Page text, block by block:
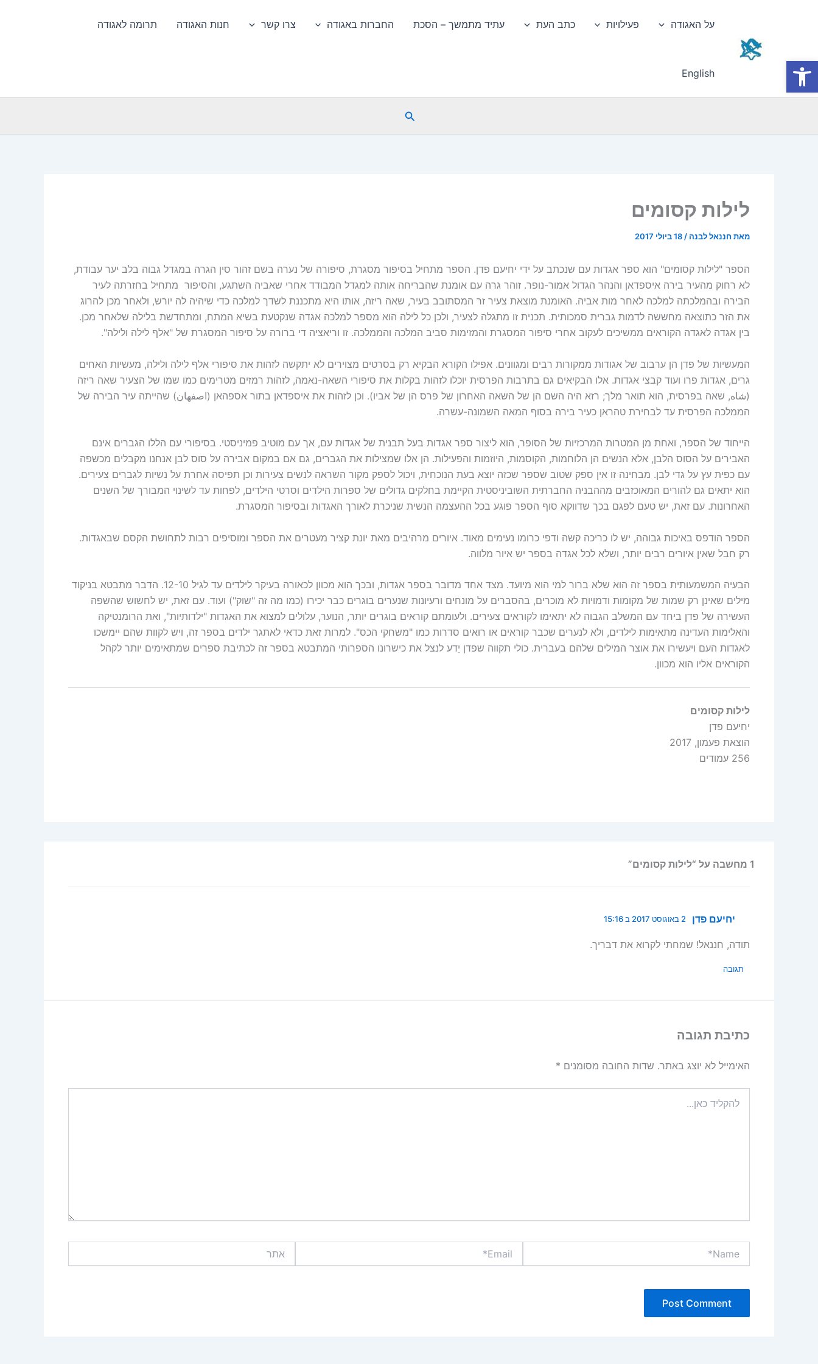
על האגודה פעילויות כתב העת עתיד מתמשך – הסכת החברות באגודה צרו קשר חנות האגודה תרומה לאגודה
English
חיפוש
לילות קסומים
מאת חננאל לבנה / 18 ביולי 2017
הספר "לילות קסומים" הוא ספר אגדות עם שנכתב על ידי יחיעם פדן. הספר מתחיל בסיפור מסגרת, סיפורה של נערה בשם זהור סין הגרה במגדל גבוה בלב יער עבודת,
לא רחוק מהעיר בירה איספדאן והנהר הגדול אמור-נופר. זוהר גרה עם אומנת שהבריחה אותה למגדל המבודד אחרי שאביה השתגע, והסיפור מתחיל בחזרתה לעיר
הבירה ובהמלכתה למלכה לאחר מות אביה. האומנת מוצאת צעיר זר המסתובב בעיר, שאה ריזה, אותו היא מתכננת לשדך למלכה כדי שיהיה לה יורש, ולאחר מכן להרוג
את הזר כתוצאה מחששה לדמות גברית סמכותית. תכנית זו מתגלה לצעיר, ולכן כל לילה הוא מספר למלכה אגדה שנקטעת בשיא המתח, ומתחדשת בלילה שלאחר מכן.
בין אגדה לאגדה הקוראים ממשיכים לעקוב אחרי סיפור המסגרת והמזימות סביב המלכה והממלכה. זו וריאציה די ברורה על סיפור המסגרת של "אלף לילה ולילה".
המעשיות של פדן הן ערבוב של אגודות ממקורות רבים ומגוונים. אפילו הקורא הבקיא רק בסרטים מצוירים לא יתקשה לזהות את סיפורי אלף לילה ולילה, מעשיות האחים
גרים, אגדות פרו ועוד קבצי אגדות. אלו הבקיאים גם בתרבות הפרסית יוכלו לזהות בקלות את סיפורי השאה-נאמה, לזהות רמזים מטרימים כמו שמו של הצעיר שאה ריזה
(شاه, שאה בפרסית, הוא תואר מלך; רזא היה השם הן של השאה האחרון של פרס הן של אביו). וכן לזהות את איספדאן בתור אספהאן (اصفهان) שהייתה עיר הבירה של
הממלכה הפרסית עד לבחירת טהראן כעיר בירה בסוף המאה השמונה-עשרה.
הייחוד של הספר, ואחת מן המטרות המרכזיות של הסופר, הוא ליצור ספר אגדות בעל תבנית של אגדות עם, אך עם מוטיב פמיניסטי. בסיפורי עם הללו הגברים אינם
האבירים על הסוס הלבן, אלא הנשים הן הלוחמות, הקוסמות, היוזמות והפעילות. הן אלו שמצילות את הגברים, גם אם במקום אבירה על סוס לבן אנחנו מקבלים מכשפה
עם כפית עץ על גדי לבן. מבחינה זו אין ספק שטוב שספר שכזה יוצא בעת הנוכחית, ויכול לספק מקור השראה לנשים צעירות וכן תפיסה אחרת על נשיות לגברים צעירים.
הוא יתאים גם להורים המאוכזבים מההבניה החברתית השוביניסטית הקיימת בחלקים גדולים של ספרות הילדים וסרטי הילדים, לפחות עד לשינוי המבורך של השנים
האחרונות. עם זאת, יש טעם לפגם בכך שדווקא סוף הספר פוגע בכל ההעצמה הנשית שניכרת לאורך האגדות ובסיפור המסגרת.
הספר הודפס באיכות גבוהה, יש לו כריכה קשה ודפי כרומו נעימים מאוד. איורים מרהיבים מאת יונת קציר מעטרים את הספר ומוסיפים רבות לתחושת הקסם שבאגדות.
רק חבל שאין איורים רבים יותר, ושלא לכל אגדה בספר יש איור מלווה.
הבעיה המשמעותית בספר זה הוא שלא ברור למי הוא מיועד. מצד אחד מדובר בספר אגדות, ובכך הוא מכוון לכאורה בעיקר לילדים עד לגיל 12-10. הדבר מתבטא בניקוד
מילים שאינן רק שמות של מקומות ודמויות לא מוכרים, בהסברים על מונחים ורעיונות שנערים בוגרים כבר יכירו (כמו מה זה "שוק") ועוד. עם זאת, יש לחשוש שהשפה
העשירה של פדן ביחד עם המשלב הגבוה לא יתאימו לקוראים צעירים. ולעומתם קוראים בוגרים יותר, הנוער, עלולים למצוא את האגדות "ילדותיות", ואת הרומנטיקה
והאלימות העדינה מתאימות לילדים, ולא לנערים שכבר קוראים או רואים סדרות כמו "משחקי הכס". למרות זאת כדאי לאתגר ילדים בספר זה, ויש לקוות שהם יימשכו
לאגדות העם ויעשירו את אוצר המילים שלהם בעברית. כולי תקווה שפדן יֵדע לנצל את כישרונו הספרותי המתבטא בספר זה לכתיבת ספרים שמתאימים יותר לקהל
הקוראים אליו הוא מכוון.
לילות קסומים
יחיעם פדן
הוצאת פעמון, 2017
256 עמודים
1 מחשבה על “לילות קסומים”
יחיעם פדן 2 באוגוסט 2017 ב 15:16
תודה, חננאל! שמחתי לקרוא את דבריך.
תגובה
כתיבת תגובה
האימייל לא יוצג באתר. שדות החובה מסומנים *
כאן...
פתח סרגל נגישות